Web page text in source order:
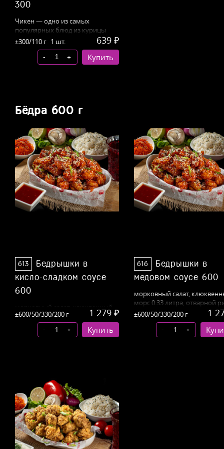
300
Чикен — одно из самых
популярных блюд из курицы
+ соус «розовый»
±300/110 г 1 шт. 639 ₽
- + Купить
Бёдра 600 г
613
Бедрышки в
кисло-сладком соусе
600
морковный
салат, клюквенный
морс 0.33 литра, отварной рис
±600/50/330/200 г 1 279 ₽
- + Купить
616
Бедрышки в
медовом соусе 600
морковныйсалат,
морс 0.33 литра, отварной
±600/50/330/200 г
1
- +